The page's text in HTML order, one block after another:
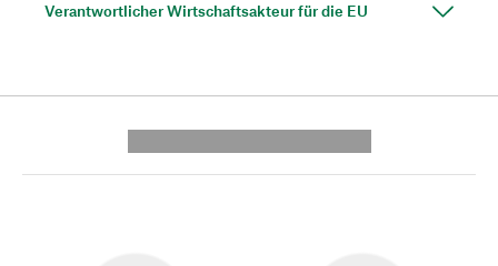
Verantwortlicher Wirtschaftsakteur für die EU